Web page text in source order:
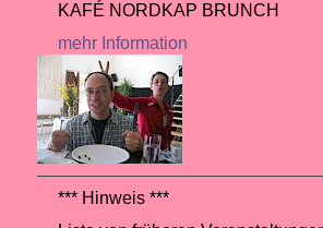
KAFÉ NORDKAP BRUNCH
mehr Information
*** Hinweis ***